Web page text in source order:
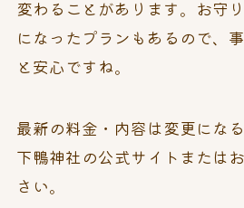
変わることがあります。お守
になったプランもあるので、
と安心ですね。
最新の料金・内容は変更にな
下鴨神社の公式サイトまたは
さい。